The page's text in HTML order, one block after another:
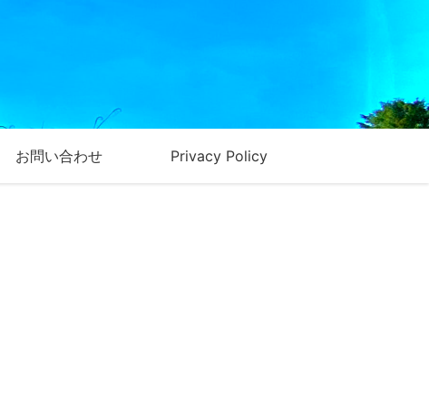
お問い合わせ Privacy Policy